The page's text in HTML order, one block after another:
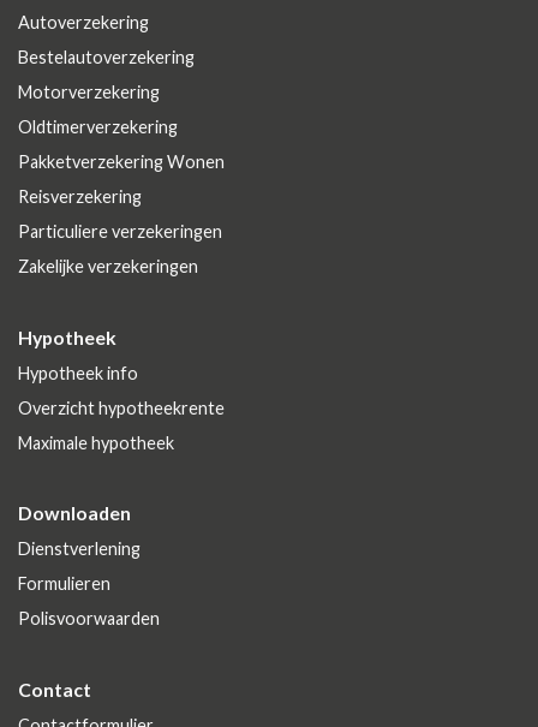
Autoverzekering
Bestelautoverzekering
Motorverzekering
Oldtimerverzekering
Pakketverzekering Wonen
Reisverzekering
Particuliere verzekeringen
Zakelijke verzekeringen
Hypotheek
Hypotheek info
Overzicht hypotheekrente
Maximale hypotheek
Downloaden
Dienstverlening
Formulieren
Polisvoorwaarden
Contact